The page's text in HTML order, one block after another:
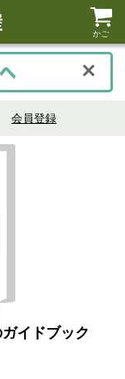
かご
会員登録
イドブック